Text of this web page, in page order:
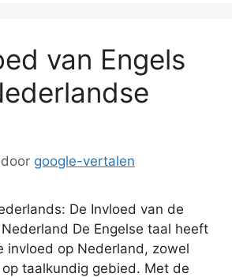
van Engels
door google-vertalen
De Invloed van de
De Engelse taal heeft
invloed op Nederland, zowel
taalkundig gebied. Met de